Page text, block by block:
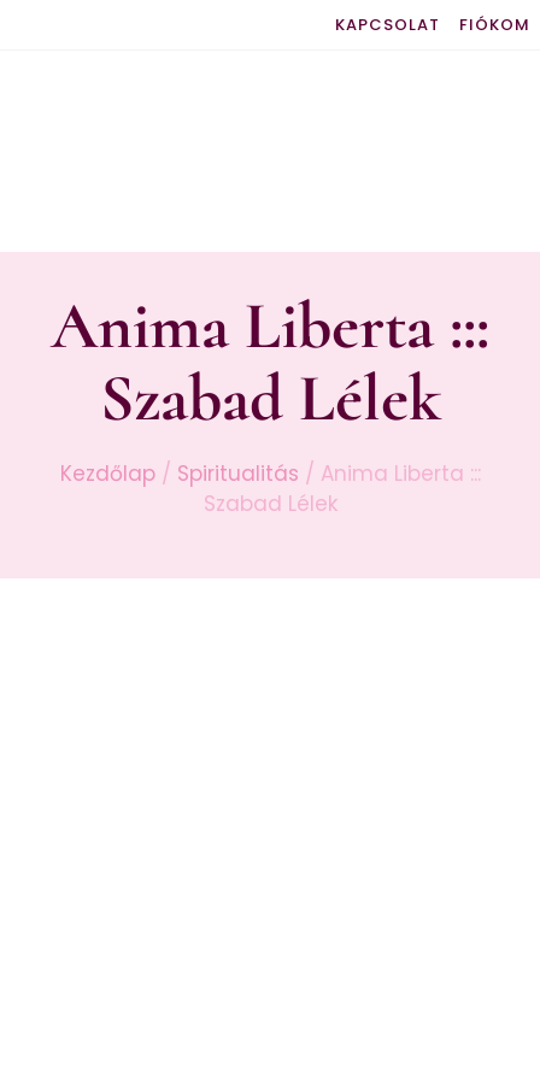
KAPCSOLAT FIÓKOM
Anima Liberta :::
Szabad Lélek
Kezdőlap/ Spiritualitás / Anima Liberta :::
Szabad Lélek